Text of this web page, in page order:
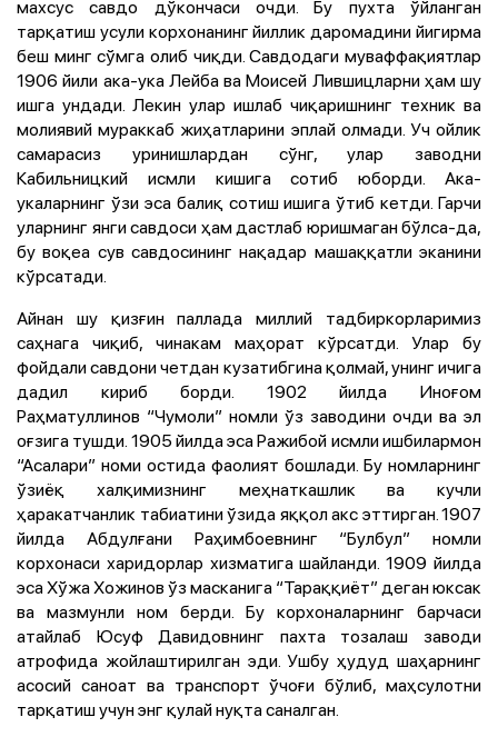
махсус савдо дўкончаси очди. Бу пухта ўйланган
тарқатиш усули корхонанинг йиллик даромадини йигирма
беш минг сўмга олиб чиқди. Савдодаги муваффақиятлар
1906 йили ака-ука Лейба ва Моисей Лившицларни ҳам шу
ишга ундади. Лекин улар ишлаб чиқаришнинг техник ва
молиявий мураккаб жиҳатларини эплай олмади. Уч ойлик
самарасиз уринишлардан сўнг, улар заводни
Кабильницкий исмли кишига сотиб юборди. Ака-
укаларнинг ўзи эса балиқ сотиш ишига ўтиб кетди. Гарчи
уларнинг янги савдоси ҳам дастлаб юришмаган бўлса-да,
бу воқеа сув савдосининг нақадар машаққатли эканини
кўрсатади.
Айнан шу қизғин паллада миллий тадбиркорларимиз
саҳнага чиқиб, чинакам маҳорат кўрсатди. Улар бу
фойдали савдони четдан кузатибгина қолмай, унинг ичига
дадил кириб борди. 1902 йилда Иноғом
Раҳматуллинов “Чумоли” номли ўз заводини очди ва эл
оғзига тушди. 1905 йилда эса Ражибой исмли ишбилармон
“Асалари” номи остида фаолият бошлади. Бу номларнинг
ўзиёқ халқимизнинг меҳнаткашлик ва кучли
ҳаракатчанлик табиатини ўзида яққол акс эттирган. 1907
йилда Абдулғани Раҳимбоевнинг “Булбул” номли
корхонаси харидорлар хизматига шайланди. 1909 йилда
эса Хўжа Хожинов ўз масканига “Тараққиёт” деган юксак
ва мазмунли ном берди. Бу корхоналарнинг барчаси
атайлаб Юсуф Давидовнинг пахта тозалаш заводи
атрофида жойлаштирилган эди. Ушбу ҳудуд шаҳарнинг
асосий саноат ва транспорт ўчоғи бўлиб, маҳсулотни
тарқатиш учун энг қулай нуқта саналган.